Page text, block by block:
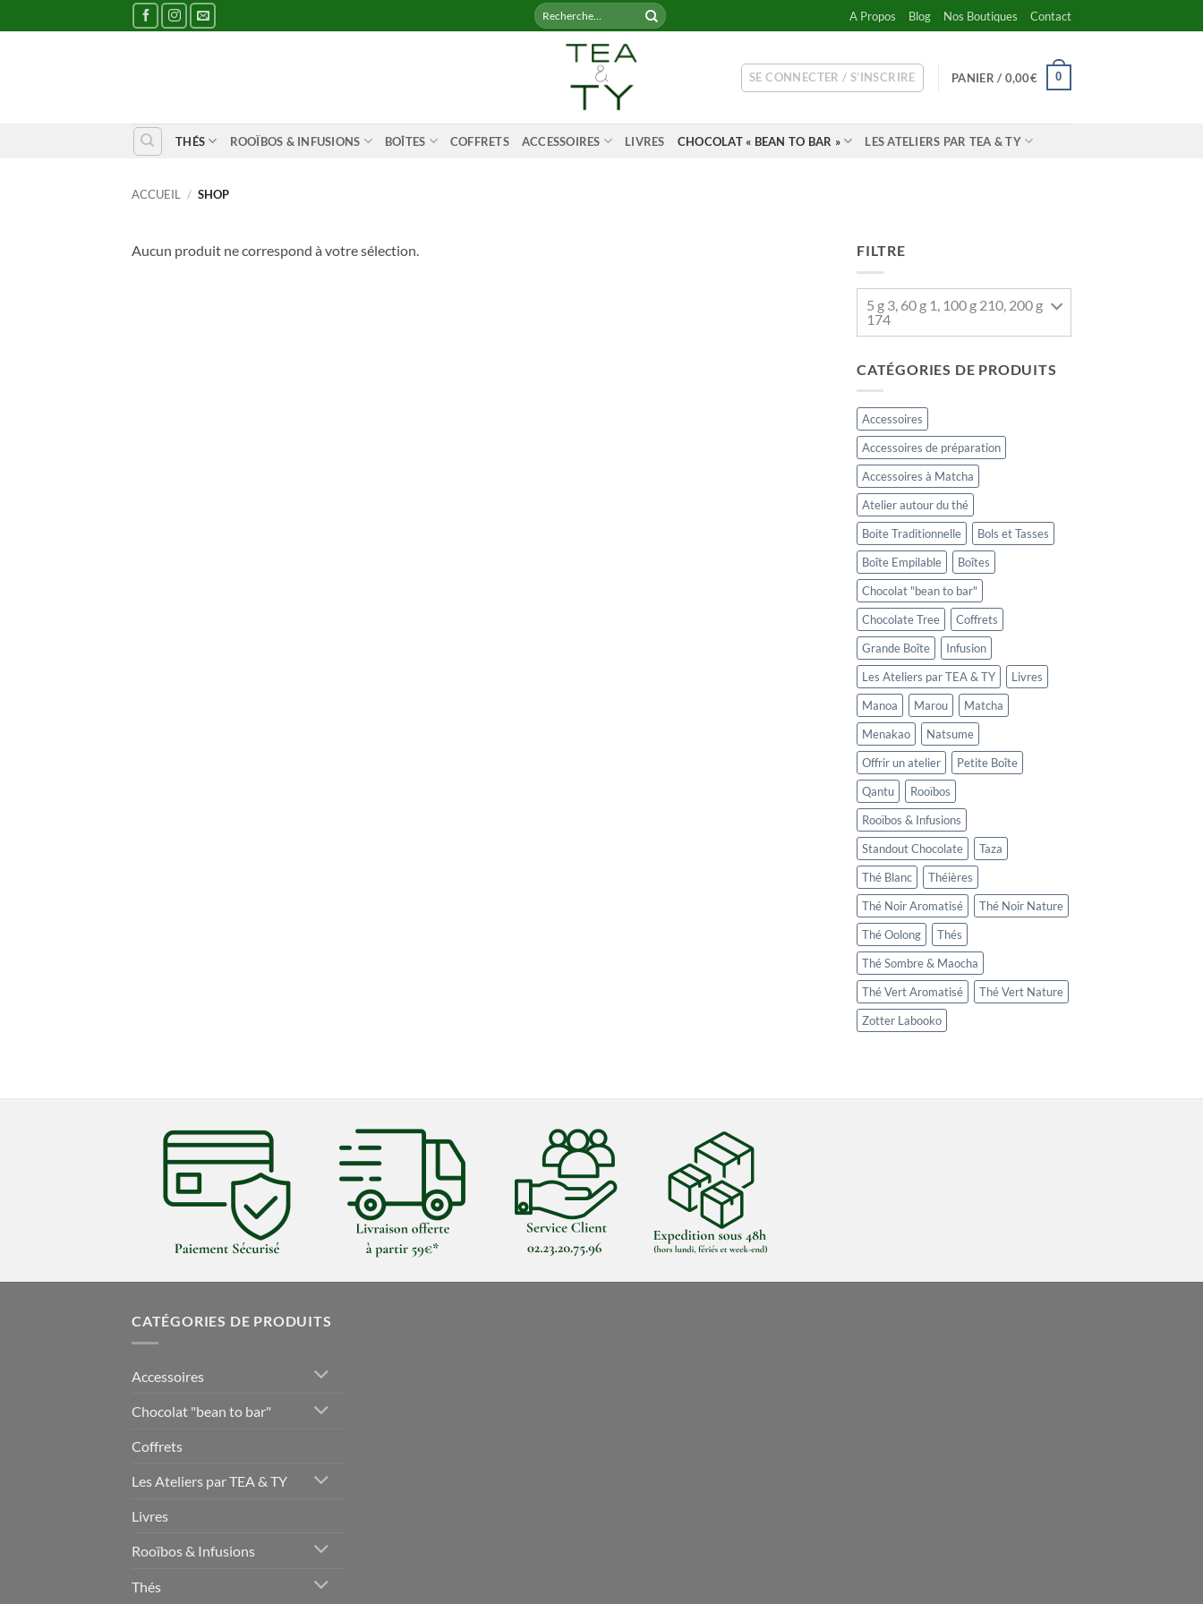
au
Recherche
pour :
A Propos Blog Nos Boutiques Contact
SE CONNECTER / S’INSCRIRE PANIER / 0,00€ 0
THÉS ROOÏBOS & INFUSIONS BOÎTES COFFRETS ACCESSOIRES LIVRES CHOCOLAT « BEAN TO BAR » LES ATELIERS PAR TEA & TY
ACCUEIL / SHOP
Aucun produit ne correspond à votre sélection. FILTRE
5 g 3, 60 g 1, 100 g 210, 200 g
174
CATÉGORIES DE PRODUITS
Accessoires
Accessoires de préparation
Accessoires à Matcha
Atelier autour du thé
Boite Traditionnelle
Bols et Tasses
Boîte Empilable
Boîtes
Chocolat "bean to bar"
Chocolate Tree
Coffrets
Grande Boîte
Infusion
Les Ateliers par TEA & TY
Livres
Manoa
Marou
Matcha
Menakao
Natsume
Offrir un atelier
Petite Boîte
Qantu
Rooïbos
Rooïbos & Infusions
Standout Chocolate
Taza
Thé Blanc
Théières
Thé Noir Aromatisé
Thé Noir Nature
Thé Oolong
Thés
Thé Sombre & Maocha
Thé Vert Aromatisé
Thé Vert Nature
Zotter Labooko
CATÉGORIES DE PRODUITS
Accessoires
Chocolat "bean to bar"
Coffrets
Les Ateliers par TEA & TY
Livres
Rooïbos & Infusions
Thés